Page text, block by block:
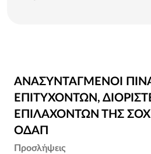
ΑΝΑΣΥΝΤΑΓΜΕΝΟΙ
ΕΠΙΤΥΧΟΝΤΩΝ,
ΕΠΙΛΑΧΟΝΤΩΝ ΤΗΣ ΣΟΧ
ΑΝΑΣΥΝΤΑΓΜΕΝΟΙ
ΕΠΙΤΥΧΟΝΤΩΝ,
ΕΠΙΛΑΧΟΝΤΩΝ ΤΗΣ ΣΟΧ
ΟΔΑΠ
Προσλήψεις